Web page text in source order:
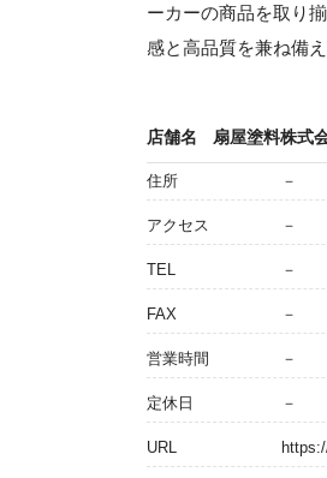
ーカーの商品を取り
感と高品質を兼ね備
店舗名 扇屋塗料株式
住所 －
アクセス －
TEL －
FAX －
営業時間 －
定休日 －
URL